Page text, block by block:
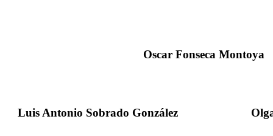
Oscar Fonseca Montoya
Luis Antonio Sobrado González